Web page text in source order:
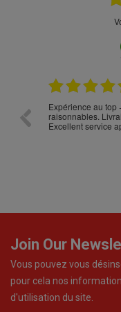
Expérience au top
raisonnables.
Excellent service
Join Our
Vous pouvez vous
pour cela nos
d'utilisation du site.